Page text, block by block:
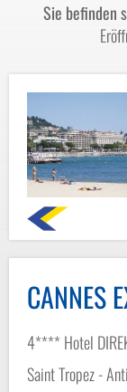
Sie befinden
CANNES
4**** Hotel
Saint Tropez -